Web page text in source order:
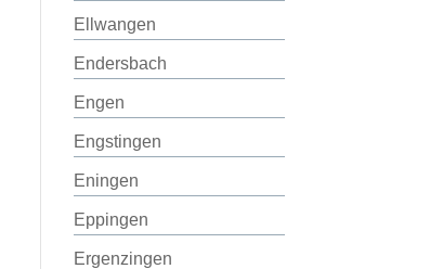
Ellwangen
Endersbach
Engen
Engstingen
Eningen
Eppingen
Ergenzingen